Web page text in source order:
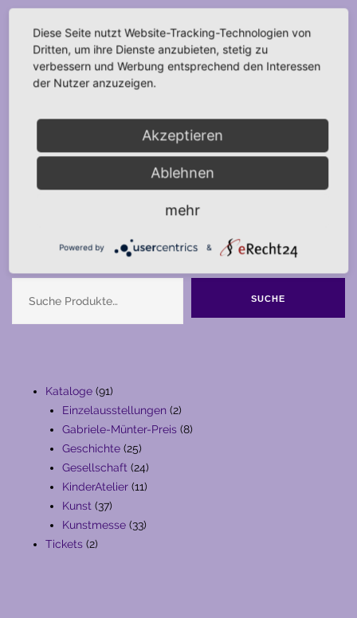
SUCHE
Kataloge 9191
Produkte
Einzelausstellungen 22
Produkte
Gabriele-Münter-Preis 88
Geschichte 2525
Produkte
Gesellschaft 2424
Produkte
KinderAtelier 1111
Kunst 3737
Produkte
Kunstmesse 3333
Tickets 22
Diese Seite nutzt Website-Tracking-Technologien von
Dritten, um ihre Dienste anzubieten, stetig zu
verbessern und Werbung entsprechend den Interessen
der Nutzer anzuzeigen.
Akzeptieren
Ablehnen
mehr
Powered by &